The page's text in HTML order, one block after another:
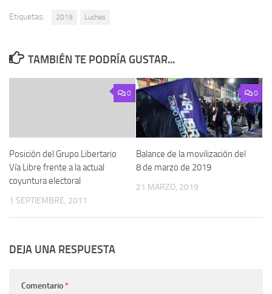
Etiquetas: 2019 Luchas
TAMBIÉN TE PODRÍA GUSTAR...
0
Posición del Grupo Libertario
Vía Libre frente a la actual
coyuntura electoral
1 SEPTIEMBRE, 2011
0
Balance de la movilización del
8 de marzo de 2019
21 MARZO, 2019
DEJA UNA RESPUESTA
Comentario*